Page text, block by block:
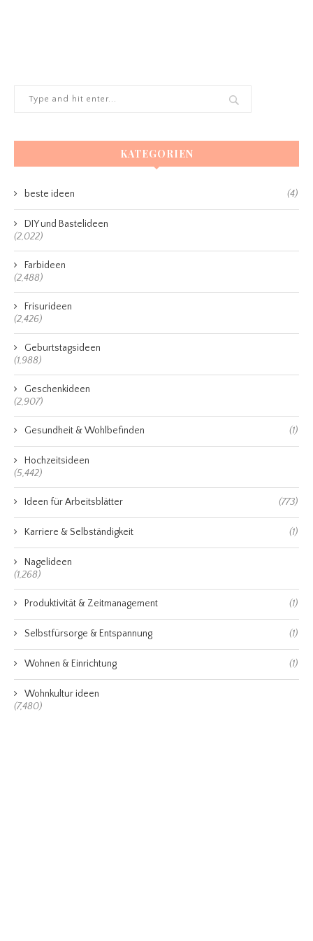
KATEGORIEN
beste ideen (4)
DIY und Bastelideen
(2,022)
Farbideen
(2,488)
Frisurideen
(2,426)
Geburtstagsideen
(1,988)
Geschenkideen
(2,907)
Gesundheit & Wohlbefinden (1)
Hochzeitsideen
(5,442)
Ideen für Arbeitsblätter (773)
Karriere & Selbständigkeit (1)
Nagelideen
(1,268)
Produktivität & Zeitmanagement (1)
Selbstfürsorge & Entspannung (1)
Wohnen & Einrichtung (1)
Wohnkultur ideen
(7,480)